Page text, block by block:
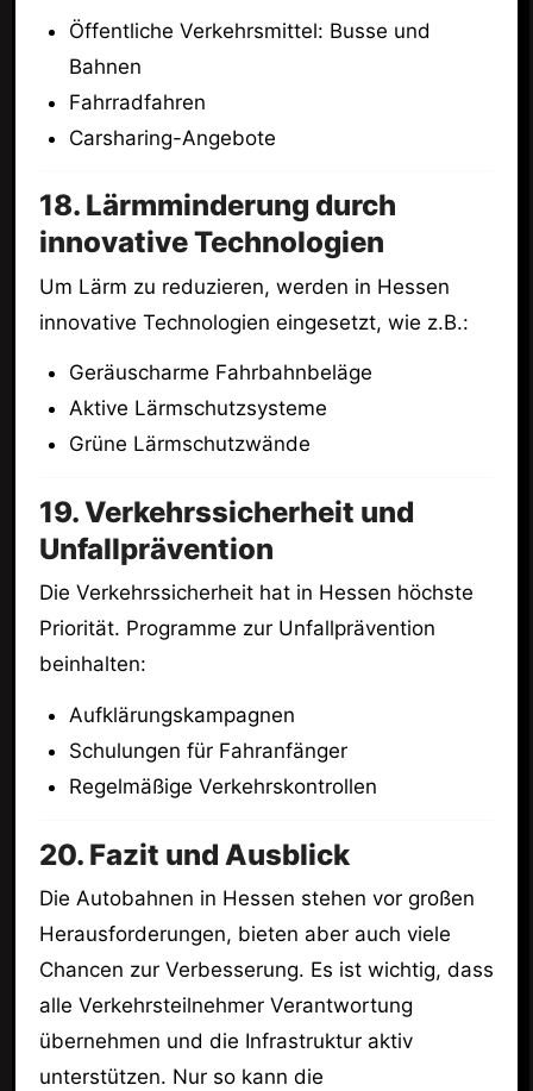
Öffentliche Verkehrsmittel: Busse und
Bahnen
Fahrradfahren
Carsharing-Angebote
18. Lärmminderung durch
innovative Technologien
Um Lärm zu reduzieren, werden in Hessen
innovative Technologien eingesetzt, wie z.B.:
Geräuscharme Fahrbahnbeläge
Aktive Lärmschutzsysteme
Grüne Lärmschutzwände
19. Verkehrssicherheit und
Unfallprävention
Die Verkehrssicherheit hat in Hessen höchste
Priorität. Programme zur Unfallprävention
beinhalten:
Aufklärungskampagnen
Schulungen für Fahranfänger
Regelmäßige Verkehrskontrollen
20. Fazit und Ausblick
Die Autobahnen in Hessen stehen vor großen
Herausforderungen, bieten aber auch viele
Chancen zur Verbesserung. Es ist wichtig, dass
alle Verkehrsteilnehmer Verantwortung
übernehmen und die Infrastruktur aktiv
unterstützen. Nur so kann die